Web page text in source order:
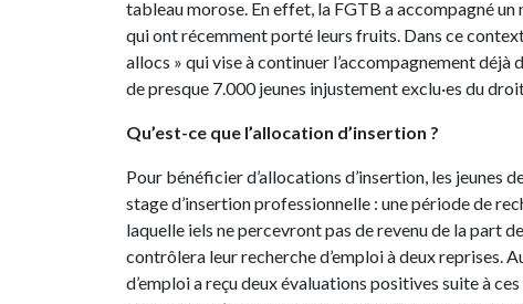
tableau morose. En effet, la FGTB a accompagné
qui ont récemment porté leurs fruits. Dans ce
allocs » qui vise à continuer l’accompagnement
de presque 7.000 jeunes injustement exclu·es du
Qu’est-ce que l’allocation d’insertion ?
Pour bénéficier d’allocations d’insertion, les jeunes
stage d’insertion professionnelle : une période de
laquelle iels ne percevront pas de revenu de la part
contrôlera leur recherche d’emploi à deux reprises.
d’emploi a reçu deux évaluations positives suite à